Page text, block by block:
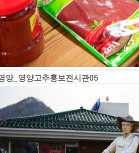
양_영양고추홍보전시관05